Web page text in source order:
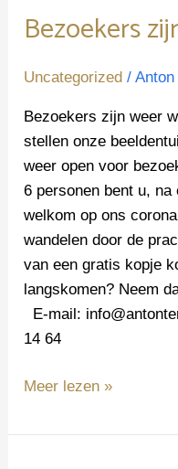
Bezoekers
Uncategorized /
Bezoekers zijn weer
stellen onze
weer open voor
6 personen bent u,
welkom op ons
wandelen door de
van een gratis kopje
langskomen? Neem
E-mail:
14 64
Meer lezen »